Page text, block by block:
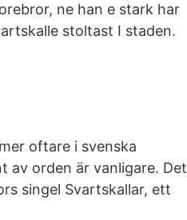
ne han e stark har
stoltast I staden.
oftare i svenska
av orden är vanligare. Det
singel Svartskallar, ett